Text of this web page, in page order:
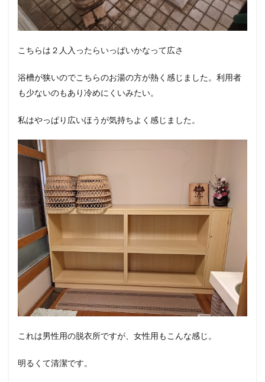
こちらは２人入ったらいっぱいかなって広さ
浴槽が狭いのでこちらのお湯の方が熱く感じました。利用者
も少ないのもあり冷めにくいみたい。
私はやっぱり広いほうが気持ちよく感じました。
これは男性用の脱衣所ですが、女性用もこんな感じ。
明るくて清潔です。